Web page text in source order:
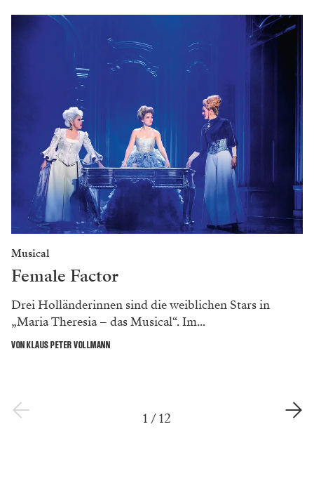
Musical
Female Factor
Drei Holländerinnen sind die weiblichen Stars in
„Maria Theresia – das Musical“. Im...
VON KLAUS PETER VOLLMANN
1 /12